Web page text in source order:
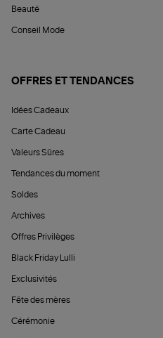
Beauté
Conseil Mode
OFFRES ET TENDANCES
Idées Cadeaux
Carte Cadeau
Valeurs Sûres
Tendances du moment
Soldes
Archives
Offres Privilèges
Black Friday Lulli
Exclusivités
Fête des mères
Cérémonie